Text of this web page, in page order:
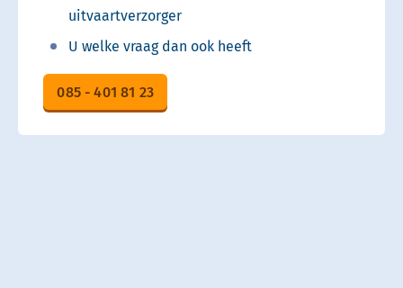
uitvaartverzorger
U welke vraag dan ook heeft
085 - 401 81 23